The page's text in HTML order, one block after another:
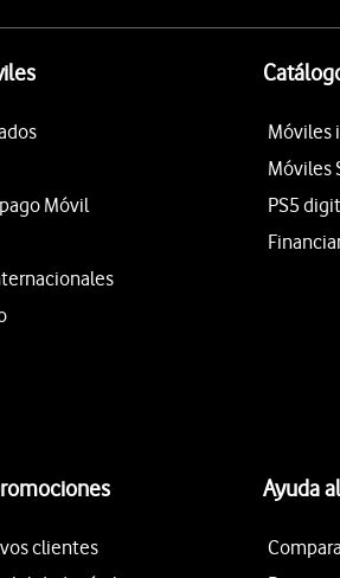
Móvil
Móviles
Móviles
PS5
clientes
Ayuda